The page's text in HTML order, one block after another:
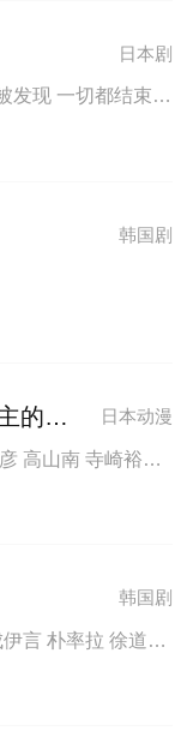
日本剧
一旦被发现就完了 如果被发现 一切都结束了
韩国剧
日本动漫
小书痴的下克上 领主的养女
井口裕香 速水奖 井上和彦 高山南 寺崎裕香 森川智之 井上喜久子 梅原裕一郎 濑户麻沙美 东山奈央 子安武人 前野智昭 田村睦心 狩野翔 三瓶由布子 安野希世乃 中岛爱 小山刚志 折笠富美子 白井悠介 山下诚一郎 宫泽清子 田村由香里 小山茉美 山路和弘 福原克己
韩国剧
朴世荣 韩高恩 林志恩 成伊言 朴率拉 徐道永 全胜彬